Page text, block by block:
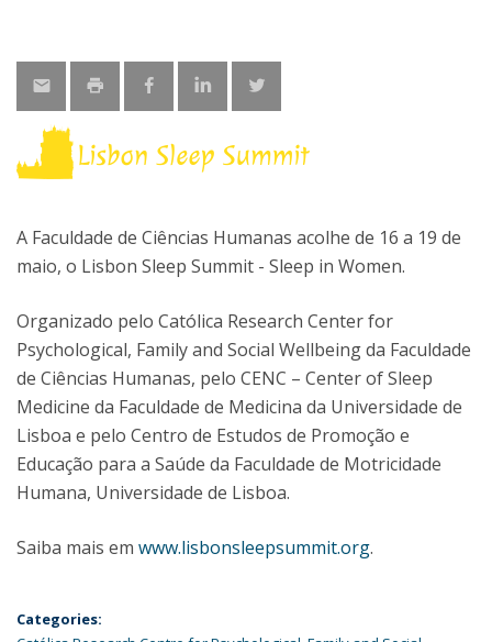
A Faculdade de Ciências Humanas acolhe de 16 a 19 de
maio, o Lisbon Sleep Summit - Sleep in Women.
Organizado pelo Católica Research Center for
Psychological, Family and Social Wellbeing da Faculdade
de Ciências Humanas, pelo CENC – Center of Sleep
Medicine da Faculdade de Medicina da Universidade de
Lisboa e pelo Centro de Estudos de Promoção e
Educação para a Saúde da Faculdade de Motricidade
Humana, Universidade de Lisboa.
Saiba mais em www.lisbonsleepsummit.org.
Categories: